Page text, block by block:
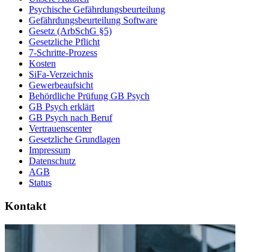
Psychische Gefährdungsbeurteilung
Gefährdungsbeurteilung Software
Gesetz (ArbSchG §5)
Gesetzliche Pflicht
7-Schritte-Prozess
Kosten
SiFa-Verzeichnis
Gewerbeaufsicht
Behördliche Prüfung GB Psych
GB Psych erklärt
GB Psych nach Beruf
Vertrauenscenter
Gesetzliche Grundlagen
Impressum
Datenschutz
AGB
Status
Kontakt